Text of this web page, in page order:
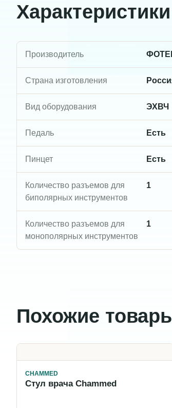
Характеристики
Производитель
Страна изготовления
Вид оборудования ЭХВЧ
Педаль Есть
Пинцет Есть
Количество разъемов для
биполярных инструментов
1
Количество разъемов для
монополярных инструментов
1
Похожие
CHAMMED
Стул врача Chammed